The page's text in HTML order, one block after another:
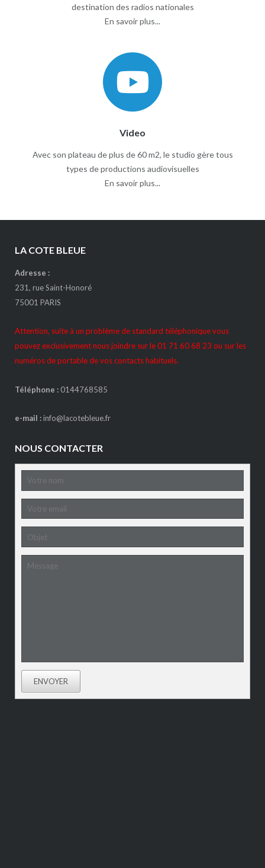
destination des radios nationales
En savoir plus...
Video
Avec son plateau de plus de 60 m2, le studio gère tous
types de productions audiovisuelles
En savoir plus...
LA COTE BLEUE
Adresse :
231, rue Saint-Honoré
75001 PARIS
Attention, suite à un problème de standard téléphonique vous
pouvez exclusivement nous joindre sur le 01 71 60 68 23 ou sur les
numéros de portable de vos contacts habituels.
Téléphone :0144768585
e-mail :info@lacotebleue.fr
NOUS CONTACTER